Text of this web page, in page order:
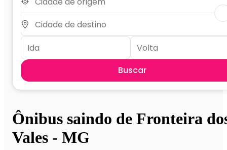
Buscar
Ônibus saindo de Fronteira
Vales - MG